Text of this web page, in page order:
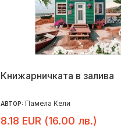
Книжарничката в залива
АВТОР: Памела Кели
8.18 EUR (16.00 лв.)